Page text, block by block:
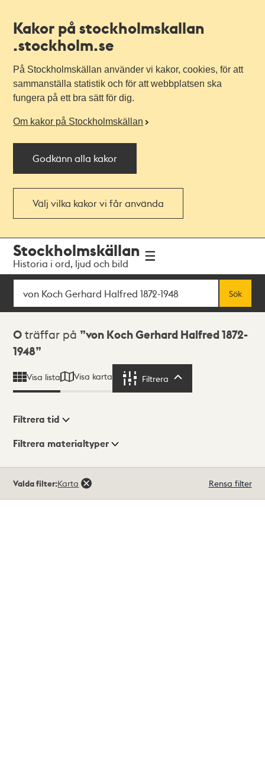
Kakor på stockholmskallan
.stockholm.se
På Stockholmskällan använder vi kakor, cookies, för att
sammanställa statistik och för att webbplatsen ska
fungera på ett bra sätt för dig.
Om kakor på Stockholmskällan
Godkänn alla kakor
Välj vilka kakor vi får använda
navigationen
huvudinnehållet
Stockholmskällan
Historia i ord, ljud och bild
Sök
Sök
Sökresultat
0 träffar på
von Koch Gerhard Halfred 1872-
1948
Visa lista Visa karta Filtrera
Visningsläge
Filtrera tid
Filtrera materialtyper
träffar
Valda filter:Karta Rensa filter